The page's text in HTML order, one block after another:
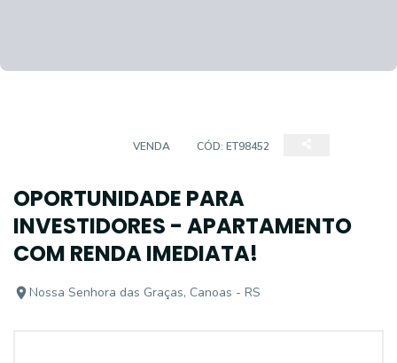
VENDA CÓD: ET98452
OPORTUNIDADE PARA
INVESTIDORES - APARTAMENTO
COM RENDA IMEDIATA!
Nossa Senhora das Graças, Canoas - RS